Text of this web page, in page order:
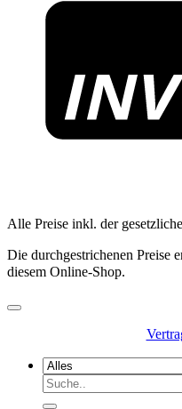
Alle Preise inkl. der
Die durchgestrichenen Preise
diesem Online-Shop.
Suchen